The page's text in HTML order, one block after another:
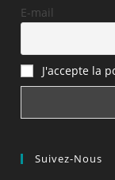
E-mail
J'accepte la
Suivez-Nous